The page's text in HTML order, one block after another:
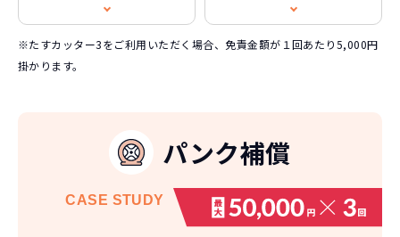
※たすカッター3をご利用いただく場合、免責金額が１回あたり5,000円
掛かります。
パンク補償
CASE STUDY